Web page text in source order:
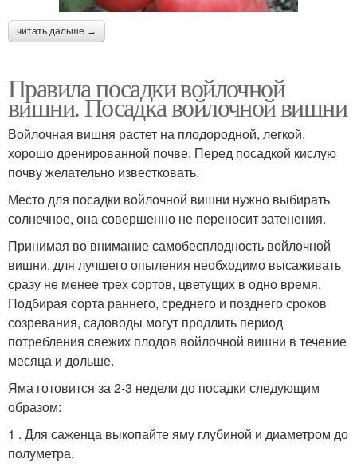
читать дальше →
Правила посадки войлочной
вишни. Посадка войлочной вишни
Войлочная вишня растет на плодородной, легкой,
хорошо дренированной почве. Перед посадкой кислую
почву желательно известковать.
Место для посадки войлочной вишни нужно выбирать
солнечное, она совершенно не переносит затенения.
Принимая во внимание самобесплодность войлочной
вишни, для лучшего опыления необходимо высаживать
сразу не менее трех сортов, цветущих в одно время.
Подбирая сорта раннего, среднего и позднего сроков
созревания, садоводы могут продлить период
потребления свежих плодов войлочной вишни в течение
месяца и дольше.
Яма готовится за 2-3 недели до посадки следующим
образом:
1 . Для саженца выкопайте яму глубиной и диаметром до
полуметра.